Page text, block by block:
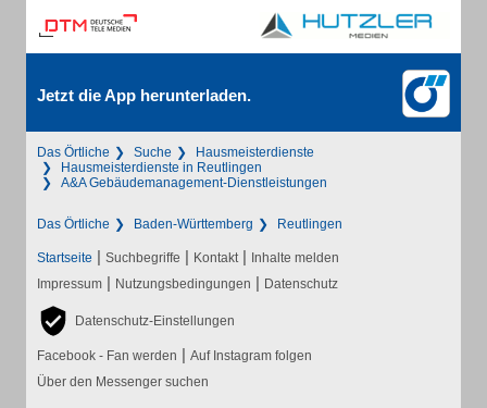
Jetzt die App herunterladen.
Das Örtliche Suche
Hausmeisterdienste
Hausmeisterdienste in Reutlingen
A&A Gebäudemanagement-Dienstleistungen
Das Örtliche Baden-Württemberg Reutlingen
Startseite | Suchbegriffe | Kontakt | Inhalte melden
Impressum | Nutzungsbedingungen | Datenschutz
Datenschutz-Einstellungen
Facebook - Fan werden | Auf Instagram folgen
Über den Messenger suchen